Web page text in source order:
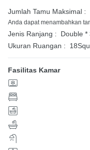
Jumlah Tamu Maksimal :
Anda dapat menambahkan
Jenis Ranjang :
Double *
Ukuran Ruangan :
Fasilitas Kamar